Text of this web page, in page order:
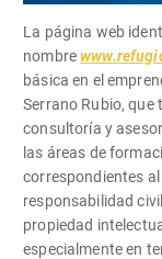
La página web
nombre
básica en el
Serrano Rubio, que
consultoría y
las áreas de
correspondientes
responsabilidad
propiedad
especialmente en